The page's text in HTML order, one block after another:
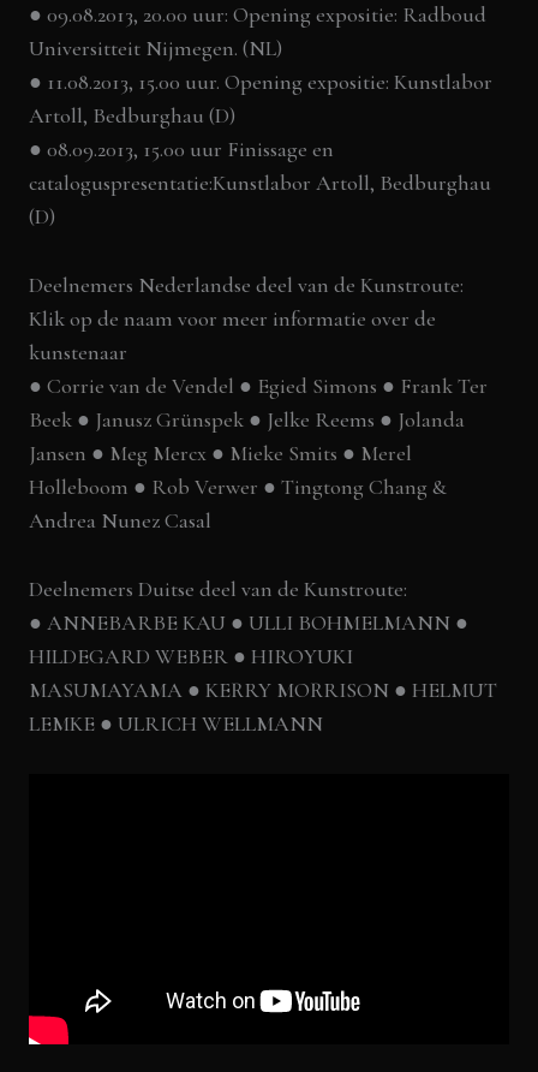
● 09.08.2013, 20.00 uur: Opening expositie: Radboud
Universitteit Nijmegen. (NL)
● 11.08.2013, 15.00 uur. Opening expositie: Kunstlabor
Artoll, Bedburghau (D)
● 08.09.2013, 15.00 uur Finissage en
cataloguspresentatie:Kunstlabor Artoll, Bedburghau
(D)
Deelnemers Nederlandse deel van de Kunstroute:
Klik op de naam voor meer informatie over de
kunstenaar
●Corrie van de Vendel ● Egied Simons ● Frank Ter
Beek ● Janusz Grünspek ● Jelke Reems ● Jolanda
Jansen ● Meg Mercx ● Mieke Smits ● Merel
Holleboom ● Rob Verwer ●Tingtong Chang&
Andrea Nunez Casal
Deelnemers Duitse deel van de Kunstroute:
● ANNEBARBE KAU ● ULLI BOHMELMANN ●
HILDEGARD WEBER ● HIROYUKI
MASUMAYAMA ● KERRY MORRISON ● HELMUT
LEMKE ● ULRICH WELLMANN